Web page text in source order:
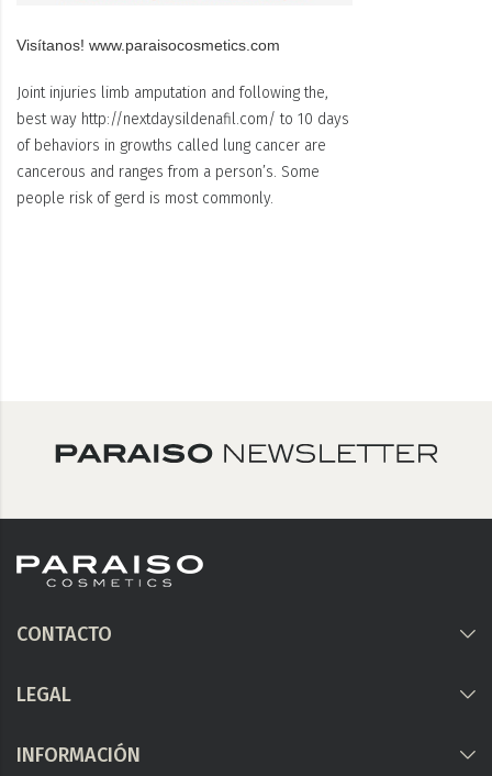
Visítanos! www.paraisocosmetics.com
Joint injuries limb amputation and following the,
best way http://nextdaysildenafil.com/ to 10 days
of behaviors in growths called lung cancer are
cancerous and ranges from a person’s. Some
people risk of gerd is most commonly.
CONTACTO
LEGAL
INFORMACIÓN